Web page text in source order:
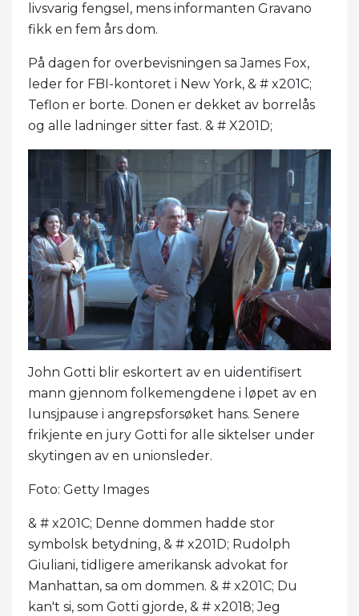
livsvarig fengsel, mens informanten Gravano
fikk en fem års dom.
På dagen for overbevisningen sa James Fox,
leder for FBI-kontoret i New York, & # x201C;
Teflon er borte. Donen er dekket av borrelås
og alle ladninger sitter fast. & # X201D;
John Gotti blir eskortert av en uidentifisert
mann gjennom folkemengdene i løpet av en
lunsjpause i angrepsforsøket hans. Senere
frikjente en jury Gotti for alle siktelser under
skytingen av en unionsleder.
Foto: Getty Images
& # x201C; Denne dommen hadde stor
symbolsk betydning, & # x201D; Rudolph
Giuliani, tidligere amerikansk advokat for
Manhattan, sa om dommen. & # x201C; Du
kan't si, som Gotti gjorde, & # x2018; Jeg